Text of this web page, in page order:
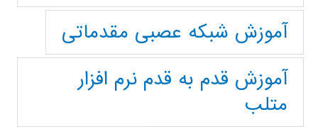
آموزش شبکه عصبی مقدماتی
آموزش قدم به قدم نرم افزار
متلب